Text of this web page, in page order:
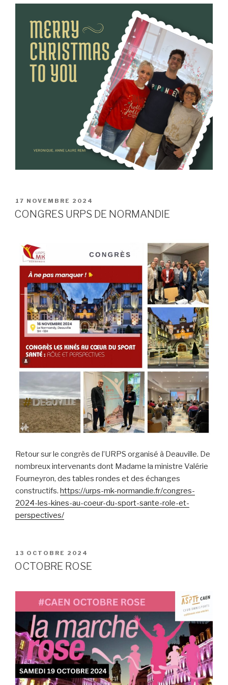
PUBLIÉ
LE
17 NOVEMBRE 2024
CONGRES URPS DE NORMANDIE
Retour sur le congrès de l’URPS organisé à Deauville. De
nombreux intervenants dont Madame la ministre Valérie
Fourneyron, des tables rondes et des échanges
constructifs. https://urps-mk-normandie.fr/congres-
2024-les-kines-au-coeur-du-sport-sante-role-et-
perspectives/
PUBLIÉ
LE
13 OCTOBRE 2024
OCTOBRE ROSE